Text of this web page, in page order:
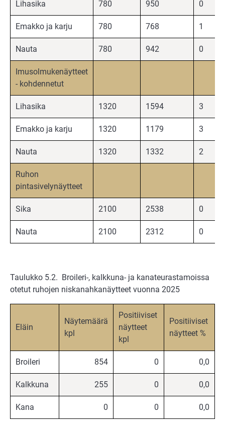
Lihasika 780 950 0
Emakko ja karju 780 768 1
Nauta 780 942 0
Imusolmukenäytteet
- kohdennetut
Lihasika 1320 1594 3
Emakko ja karju 1320 1179 3
Nauta 1320 1332 2
Ruhon
pintasivelynäytteet
Sika 2100 2538 0
Nauta 2100 2312 0
Taulukko 5.2. Broileri-, kalkkuna- ja kanateurastamoissa
otetut ruhojen niskanahkanäytteet vuonna 2025
Eläin
Näytemäärä
kpl
Positiiviset
näytteet
kpl
Positiiviset
näytteet %
Broileri 854 0 0,0
Kalkkuna 255 0 0,0
Kana 0 0 0,0